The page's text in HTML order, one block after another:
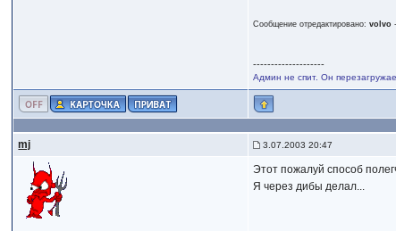
Сообщение отредактировано:volvo
--------------------
Админ не спит. Он
mj 3.07.2003 20:47
Этот пожалуй способ
Я через дибы делал...